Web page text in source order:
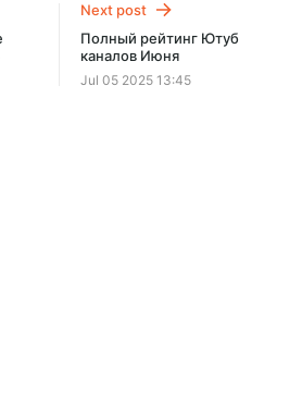
SUBSCRIBE
Next post
Полный рейтинг Ютуб
каналов Июня
Jul 05 2025 13:45